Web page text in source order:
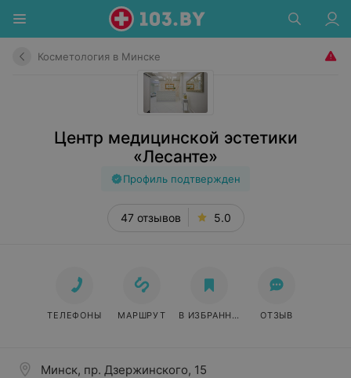
Косметология в Минске
Центр медицинской эстетики
«Лесанте»
Профиль подтвержден
47 отзывов 5.0
Минск, пр. Дзержинского, 15
ТЕЛЕФОНЫ МАРШРУТ В ИЗБРАННОЕ ОТЗЫВ